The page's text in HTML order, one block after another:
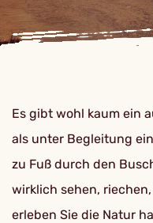
Es gibt wohl kaum ein
als unter Begleitung
zu Fuß durch den
wirklich sehen,
erleben Sie die Natur